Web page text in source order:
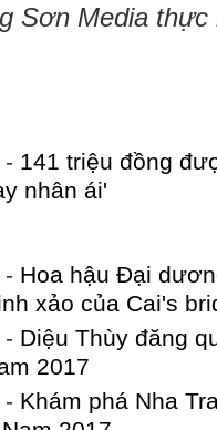
Sơn Media thực
- 141 triệu đồng
nhân ái'
- Hoa hậu Đại
xảo của Cai's
- Diệu Thùy đăng
2017
- Khám phá Nha